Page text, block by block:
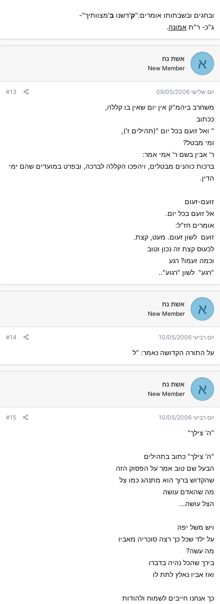
ובחגים ובשבתותו אומרים:"ק'דשנו ב'מצוותיך"-
ג"כ- ר"ת אמונה.
א אשת נח
New Member
יום שלישי 09/05/2006 #13
משחרב ביהמ"ק אין יום שאין בו קללה,
ככתוב
" ואל זועם בכל יום "(תהילים ז'),
ומי מבטל?
ר' אבין בשם ר' אמי אמר:
ברכות כוהנים מבטלים, ויהפכו הקללה לברכה, ובפרט במועדים שהם ימי
הדין.
זועם-זעום
אל זועם בכל יום.
אומרים חז"ל:
זועם  לשון זעום. מעט, קצת.
לכעוס קצת זה נכון וטוב
וכמה זעמו? רגע
"רגע"  לשון "רגוע"..
א אשת נח
New Member
יום רביעי 10/05/2006 #14
על התורה הקדושה נאמר: "ל
א אשת נח
New Member
יום רביעי 10/05/2006 #15
"ה' צילך"
"ה' צילך" כתוב בתהילים
הבעל שם טוב אמר על הפסוק הזה
שהקדוש ברוך הוא מתנהג כמו צל
מה שהאדם עושה
הצל עושה...
ויש משל יפה
על ילד שכל כך רצה סוכריה מאביו
מה עשה?
בירך שהכל נהיה בדברו
ואז אביו נאלץ לתת לו
כך אנחנו חייבים לשמוח ולהודות